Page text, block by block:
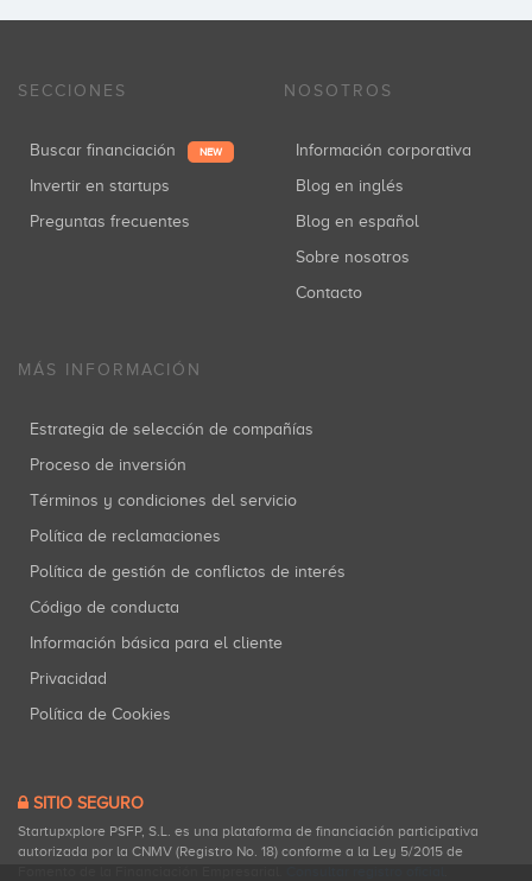
SECCIONES
Buscar financiación NEW
Invertir en startups
Preguntas frecuentes
NOSOTROS
Información corporativa
Blog en inglés
Blog en español
Sobre nosotros
Contacto
MÁS INFORMACIÓN
Estrategia de selección de compañías
Proceso de inversión
Términos y condiciones del servicio
Política de reclamaciones
Política de gestión de conflictos de interés
Código de conducta
Información básica para el cliente
Privacidad
Política de Cookies
SITIO SEGURO
Startupxplore PSFP, S.L. es una plataforma de financiación participativa
autorizada por la CNMV (Registro No. 18) conforme a la Ley 5/2015 de